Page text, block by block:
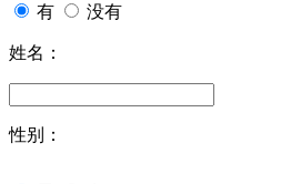
有 没有
姓名：
性别：